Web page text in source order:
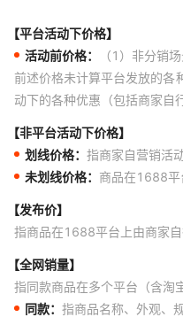
【平台活动下价格】
活动前价格：
（1）非分销
前述价格未计算平台发放的各
动下的各种优惠（包括商家自
【非平台活动下价格】
划线价格： 指商家自营销活
未划线价格： 商品在1688平
【发布价】
指商品在1688平台上由商家
【全网销量】
指同款商品在多个平台（含淘
同款： 指商品名称、外观、